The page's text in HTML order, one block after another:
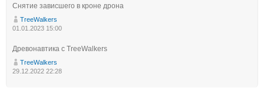
Снятие зависшего в кроне дрона
TreeWalkers
01.01.2023 15:00
Древонавтика с TreeWalkers
TreeWalkers
29.12.2022 22:28